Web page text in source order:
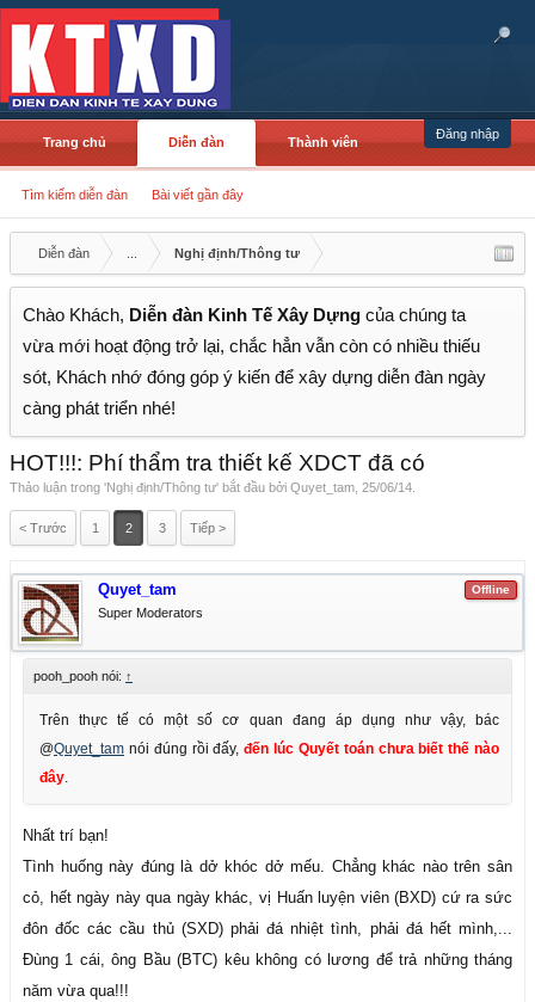
Đăng nhập
Trang chủ Diễn đàn
Tìm kiếm diễn đàn Bài viết gần đây
Thành viên
Diễn đàn Nghị định/Thông tư
Chào Khách, Diễn đàn Kinh Tế Xây Dựng của chúng ta
vừa mới hoạt động trở lại, chắc hẳn vẫn còn có nhiều thiếu
sót, Khách nhớ đóng góp ý kiến để xây dựng diễn đàn ngày
càng phát triển nhé!
HOT!!!: Phí thẩm tra thiết kế XDCT đã có
Thảo luận trong 'Nghị định/Thông tư' bắt đầu bởi Quyet_tam 25/06/14
< Trước 1 2 3 Tiếp >
Offline
Quyet_tam
Super Moderators
pooh_pooh nói: ↑
Trên thực tế có một số cơ quan đang áp dụng như vậy, bác
@Quyet_tam nói đúng rồi đấy,đến lúc Quyết toán chưa biết thế nào
đây.
Nhất trí bạn!
Tình huống này đúng là dở khóc dở mếu. Chẳng khác nào trên sân
cỏ, hết ngày này qua ngày khác, vị Huấn luyện viên (BXD) cứ ra sức
đôn đốc các cầu thủ (SXD) phải đá nhiệt tình, phải đá hết mình,...
Đùng 1 cái, ông Bầu (BTC) kêu không có lương để trả những tháng
năm vừa qua!!!